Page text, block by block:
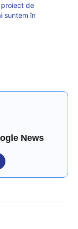
proiect de
suntem în
News